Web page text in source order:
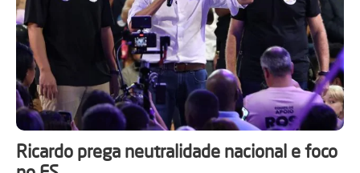
Ricardo prega neutralidade nacional e foco